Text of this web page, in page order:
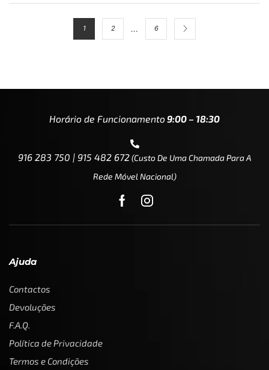
1 2 … 6
Horário de Funcionamento9:00 – 18:30
916 283 750 | 915 482 672(custo De Uma Chamada Para A
Rede Móvel Nacional)
Ajuda
Contactos
Devoluções
F.A.Q.
Política de Privacidade
Termos e Condições